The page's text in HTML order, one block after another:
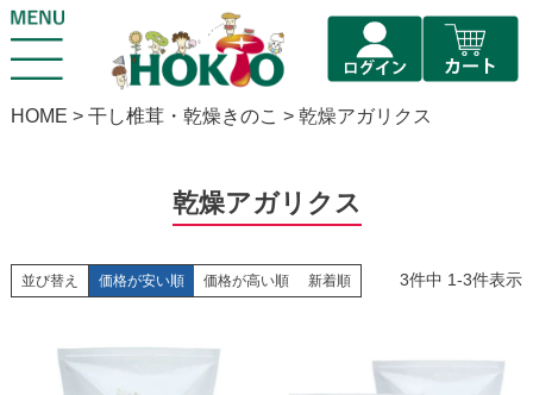
HOME 干し椎茸・乾燥きのこ 乾燥アガリクス
乾燥アガリクス
並び替え 価格が安い順 価格が高い順 新着順 3件中 1-3件表示